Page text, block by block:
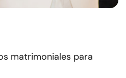
matrimoniales para